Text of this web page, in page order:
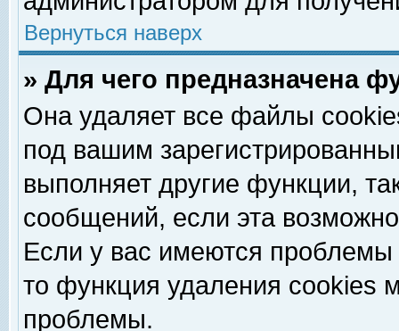
Вернуться наверх
» Для чего предназначена
Она удаляет все файлы
под вашим
выполняет другие функции,
сообщений, если эта
Если у вас имеются
то функция удаления cookies
проблемы.